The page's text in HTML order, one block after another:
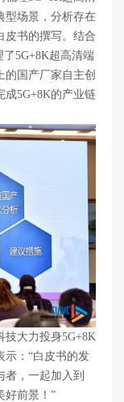
型场景，分析存在
皮书的撰写。结合
了5G+8K超高清端
的国产厂家自主创
成5G+8K的产业链
技大力投身5G+8K
示：“白皮书的发
，一起加入到
好前景！”